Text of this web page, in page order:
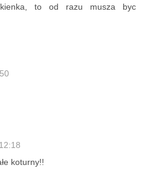
to od razu musza byc
koturny!!